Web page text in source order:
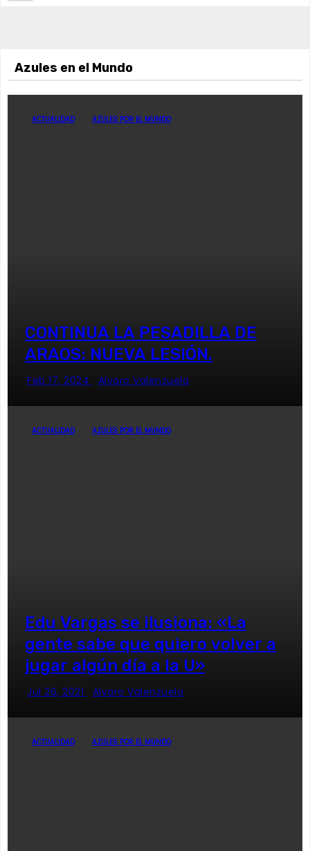
Azules en el Mundo
ACTUALIDAD AZULES POR EL MUNDO
CONTINUA LA PESADILLA DE
ARAOS: NUEVA LESIÓN.
Feb 17, 2024 Alvaro Valenzuela
ACTUALIDAD AZULES POR EL MUNDO
Edu Vargas se ilusiona: «La
gente sabe que quiero volver a
jugar algún día a la U»
Jul 26, 2021 Alvaro Valenzuela
ACTUALIDAD AZULES POR EL MUNDO